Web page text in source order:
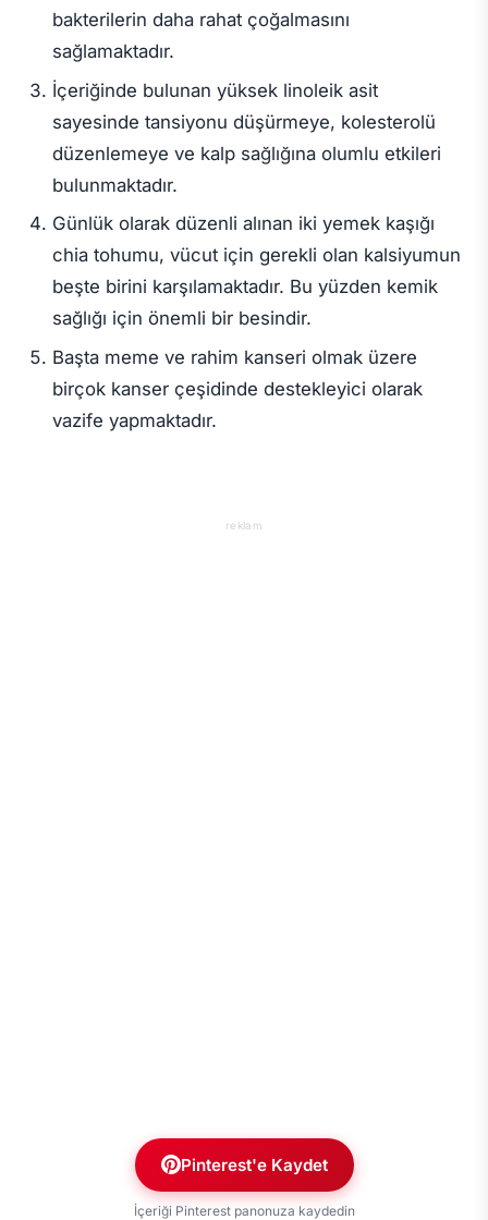
bakterilerin daha rahat çoğalmasını
sağlamaktadır.
İçeriğinde bulunan yüksek linoleik asit
sayesinde tansiyonu düşürmeye, kolesterolü
düzenlemeye ve kalp sağlığına olumlu etkileri
bulunmaktadır.
Günlük olarak düzenli alınan iki yemek kaşığı
chia tohumu, vücut için gerekli olan kalsiyumun
beşte birini karşılamaktadır. Bu yüzden kemik
sağlığı için önemli bir besindir.
Başta meme ve rahim kanseri olmak üzere
birçok kanser çeşidinde destekleyici olarak
vazife yapmaktadır.
reklam
Pinterest'e Kaydet
İçeriği Pinterest panonuza kaydedin